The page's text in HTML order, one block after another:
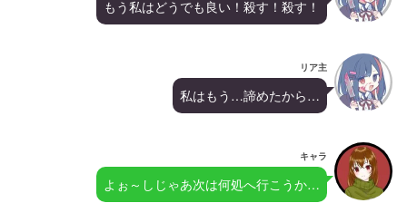
もう私はどうでも良い！殺す！殺す！
リア主
私はもう…諦めたから…
キャラ
よぉ～しじゃあ次は何処へ行こうか…